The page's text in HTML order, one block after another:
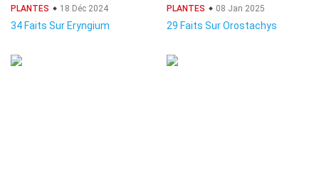
PLANTES 18 Déc 2024
34 Faits Sur Eryngium
PLANTES 08 Jan 2025
29 Faits Sur Orostachys